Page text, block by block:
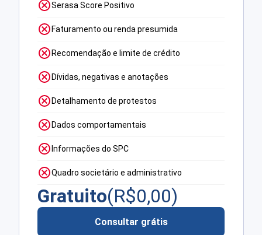
Serasa Score Positivo
Faturamento ou renda presumida
Recomendação e limite de crédito
Dívidas, negativas e anotações
Detalhamento de protestos
Dados comportamentais
Informações do SPC
Quadro societário e administrativo
Gratuito(R$0,00)
Consultar grátis